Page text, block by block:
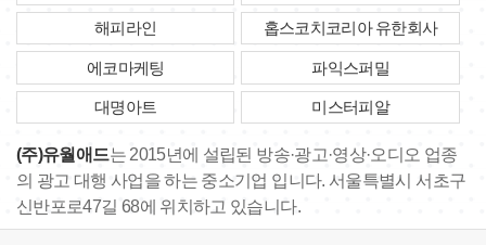
해피라인 홉스코치코리아 유한회사
에코마케팅 파익스퍼밀
대명아트 미스터피알
(주)유월애드는 2015년에 설립된 방송·광고·영상·오디오 업종
의 광고 대행 사업을 하는 중소기업 입니다. 서울특별시 서초구
신반포로47길 68에 위치하고 있습니다.